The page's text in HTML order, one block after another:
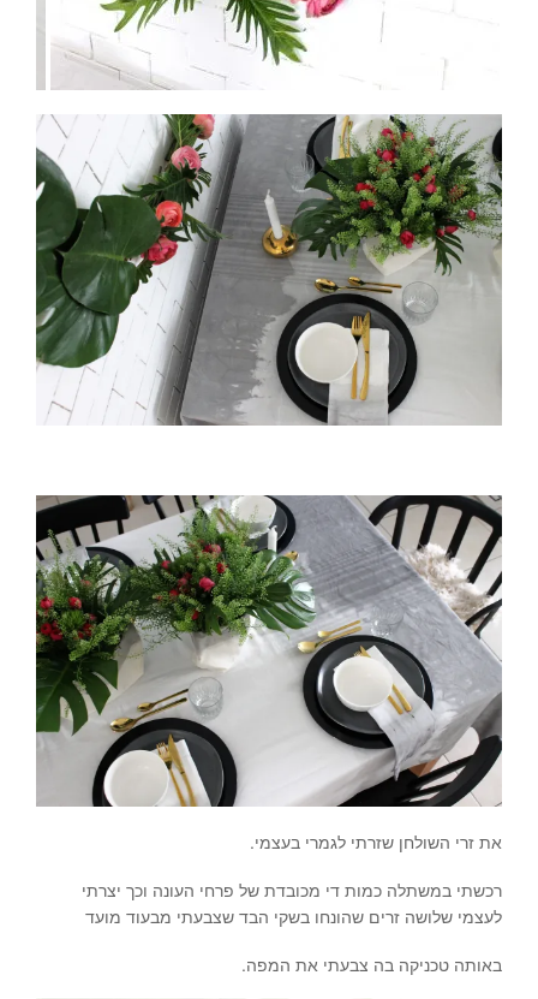
את זרי השולחן שזרתי לגמרי בעצמי.
רכשתי במשתלה כמות די מכובדת של פרחי העונה וכך יצרתי
לעצמי שלושה זרים שהונחו בשקי הבד שצבעתי מבעוד מועד
באותה טכניקה בה צבעתי את המפה.